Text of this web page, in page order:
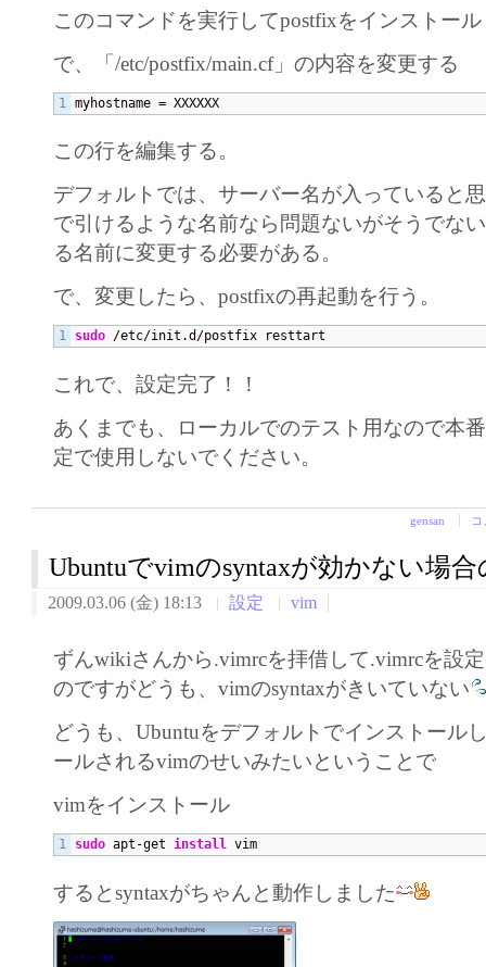
このコマンドを実行してpostfixをインストール
で、「/etc/postfix/main.cf」の内容を変更する
myhostname = XXXXXX
この行を編集する。
デフォルトでは、サーバー名が入っていると
で引けるような名前なら問題ないがそうでな
る名前に変更する必要がある。
で、変更したら、postfixの再起動を行う。
sudo /etc/init.d/postfix resttart
これで、設定完了！！
あくまでも、ローカルでのテスト用なので本
定で使用しないでください。
gensan
Ubuntuでvimのsyntaxが効かない場
2009.03.06 (金) 18:13 設定 vim
ずんwikiさんから.vimrcを拝借して.vimrcを設
のですがどうも、vimのsyntaxがきいていない
どうも、Ubuntuをデフォルトでインストール
ールされるvimのせいみたいということで
vimをインストール
sudo apt-get install vim
するとsyntaxがちゃんと動作しました